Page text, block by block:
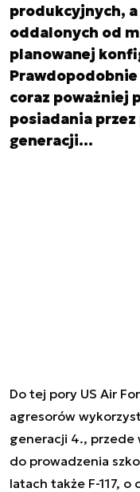
produkcyjnych,
oddalonych od
planowanej
coraz poważniej
posiadania
generacji…
Do tej pory US Air
agresorów
generacji 4., przede
do prowadzenia
latach także F-117, o